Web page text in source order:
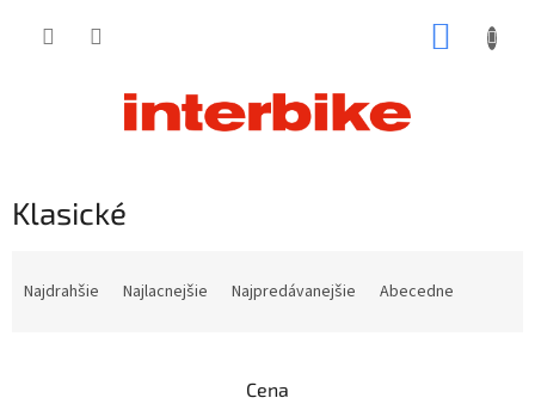
Klasické
Najdrahšie Najlacnejšie Najpredávanejšie Abecedne
Cena